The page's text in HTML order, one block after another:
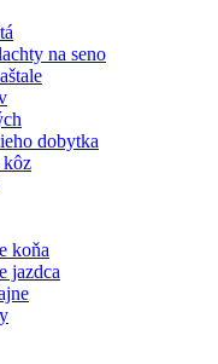
na seno
dobytka
kôz
koňa
jazdca